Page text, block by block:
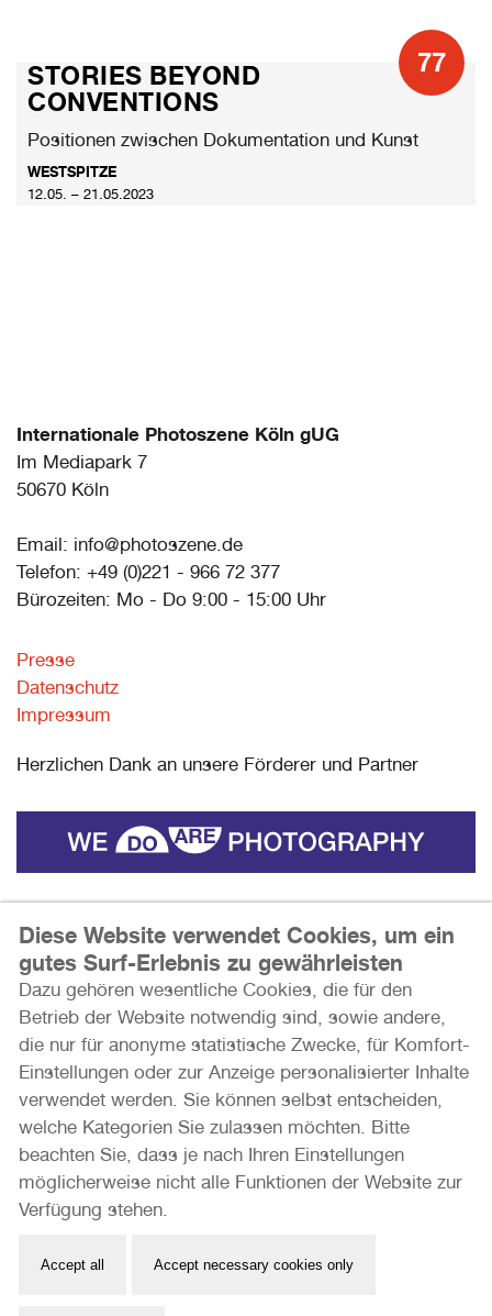
77
STORIES BEYOND
CONVENTIONS
Positionen zwischen Dokumentation und Kunst
WESTSPITZE
12.05. – 21.05.2023
Internationale Photoszene Köln gUG
Im Mediapark 7
50670 Köln
Email: info@photoszene.de
Telefon: +49 (0)221 - 966 72 377
Bürozeiten: Mo - Do 9:00 - 15:00 Uhr
Presse
Datenschutz
Impressum
Herzlichen Dank an unsere Förderer und Partner
Diese Website verwendet Cookies, um ein
gutes Surf-Erlebnis zu gewährleisten
Dazu gehören wesentliche Cookies, die für den
Betrieb der Website notwendig sind, sowie andere,
die nur für anonyme statistische Zwecke, für Komfort-
Einstellungen oder zur Anzeige personalisierter Inhalte
verwendet werden. Sie können selbst entscheiden,
welche Kategorien Sie zulassen möchten. Bitte
beachten Sie, dass je nach Ihren Einstellungen
möglicherweise nicht alle Funktionen der Website zur
Verfügung stehen.
Accept all Accept necessary cookies only